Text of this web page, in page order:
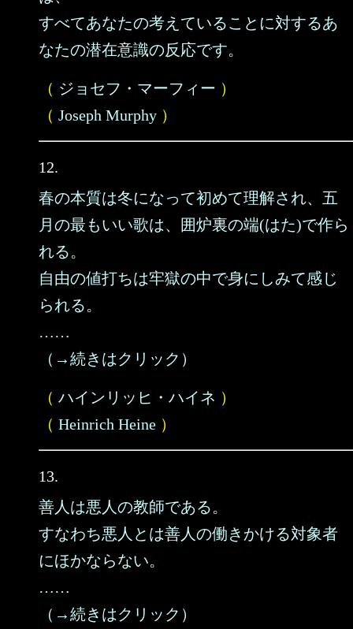
すべてあなたの考えていることに対するあ
なたの潜在意識の反応です。
（ ジョセフ・マーフィー ）
（ Joseph Murphy ）
12.
春の本質は冬になって初めて理解され、五
月の最もいい歌は、囲炉裏の端(はた)で作ら
れる。
自由の値打ちは牢獄の中で身にしみて感じ
られる。
……
（→続きはクリック）
（ ハインリッヒ・ハイネ ）
（ Heinrich Heine ）
13.
善人は悪人の教師である。
すなわち悪人とは善人の働きかける対象者
にほかならない。
……
（→続きはクリック）